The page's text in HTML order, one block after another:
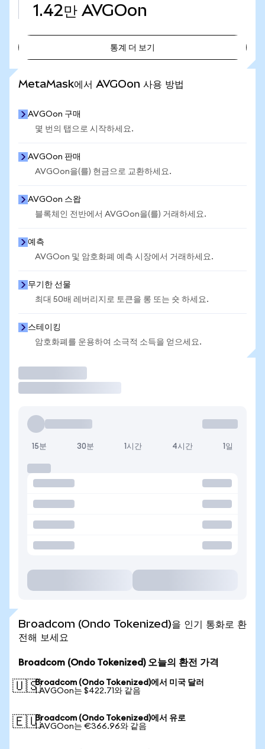
1.42만 AVGOon
통계 더 보기
MetaMask에서 AVGOon 사용 방법
AVGOon 구매
몇 번의 탭으로 시작하세요.
AVGOon 판매
AVGOon을(를) 현금으로 교환하세요.
AVGOon 스왑
블록체인 전반에서 AVGOon을(를) 거래하세요.
예측
AVGOon 및 암호화폐 예측 시장에서 거래하세요.
무기한 선물
최대 50배 레버리지로 토큰을 롱 또는 숏 하세요.
스테이킹
암호화폐를 운용하여 소극적 소득을 얻으세요.
15분 30분 1시간 4시간 1일
Broadcom (Ondo Tokenized)을 인기 통화로 환
전해 보세요
Broadcom (Ondo Tokenized) 오늘의 환전 가격
🇺🇸Broadcom (Ondo Tokenized)에서 미국 달러
1 AVGOon는 $422.71와 같음
🇪🇺Broadcom (Ondo Tokenized)에서 유로
1 AVGOon는 €366.96와 같음